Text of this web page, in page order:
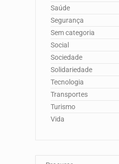
Saúde
Segurança
Sem categoria
Social
Sociedade
Solidariedade
Tecnologia
Transportes
Turismo
Vida